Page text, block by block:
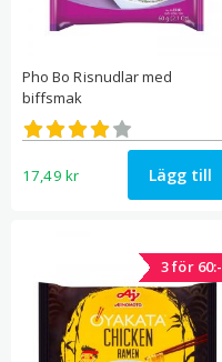
Pho Bo Risnudlar med
biffsmak
Betygsatt
4.00
av 5
17,49 kr Lägg till
3 för 60:-